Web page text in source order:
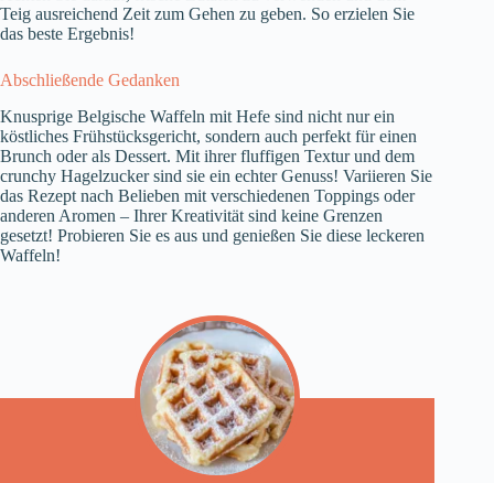
Teig ausreichend Zeit zum Gehen zu geben. So erzielen Sie
das beste Ergebnis!
Abschließende Gedanken
Knusprige Belgische Waffeln mit Hefe sind nicht nur ein
köstliches Frühstücksgericht, sondern auch perfekt für einen
Brunch oder als Dessert. Mit ihrer fluffigen Textur und dem
crunchy Hagelzucker sind sie ein echter Genuss! Variieren Sie
das Rezept nach Belieben mit verschiedenen Toppings oder
anderen Aromen – Ihrer Kreativität sind keine Grenzen
gesetzt! Probieren Sie es aus und genießen Sie diese leckeren
Waffeln!